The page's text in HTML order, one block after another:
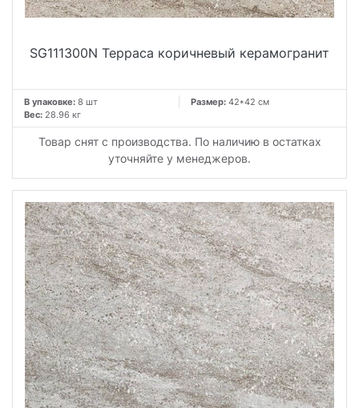
SG111300N Терраса коричневый керамогранит
В упаковке: 8 шт Размер: 42*42 см
Вес: 28.96 кг
Товар снят с производства. По наличию в остатках
уточняйте у менеджеров.